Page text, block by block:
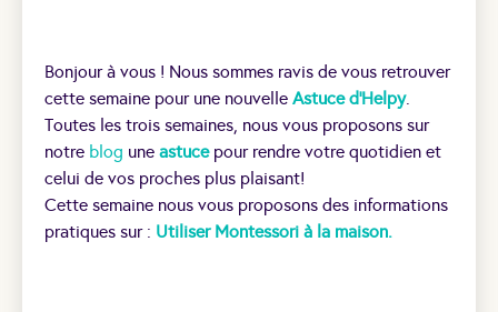
Bonjour à vous ! Nous sommes ravis de vous retrouver
cette semaine pour une nouvelle Astuce d’Helpy.
Toutes les trois semaines, nous vous proposons sur
notre blog une astucepour rendre votre quotidien et
celui de vos proches plus plaisant!
Cette semaine nous vous proposons des informations
pratiques sur : Utiliser Montessori à la maison.